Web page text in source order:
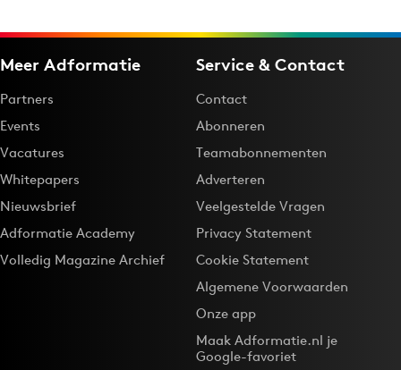
Meer Adformatie
Partners
Events
Vacatures
Whitepapers
Nieuwsbrief
Adformatie Academy
Volledig Magazine Archief
Service & Contact
Contact
Abonneren
Teamabonnementen
Adverteren
Veelgestelde Vragen
Privacy Statement
Cookie Statement
Algemene Voorwaarden
Onze app
Maak Adformatie.nl je
Google-favoriet